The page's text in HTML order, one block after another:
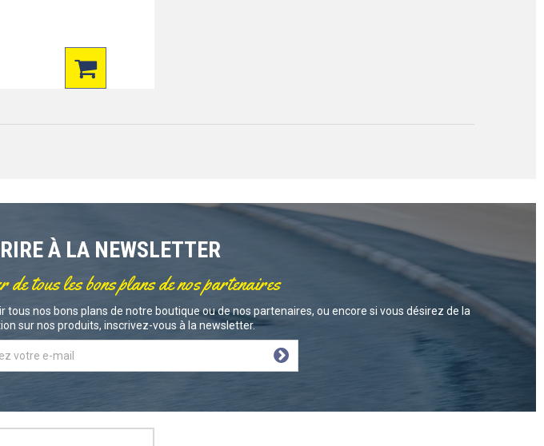
À LA NEWSLETTER
de tous les bons plans de nos partenaires
tous nos bons plans de notre boutique ou de nos partenaires, ou encore si vous désirez de la
sur nos produits, inscrivez-vous à la newsletter.